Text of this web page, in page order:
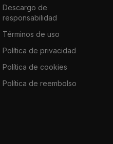
Descargo de
responsabilidad
Términos de uso
Política de privacidad
Política de cookies
Política de reembolso